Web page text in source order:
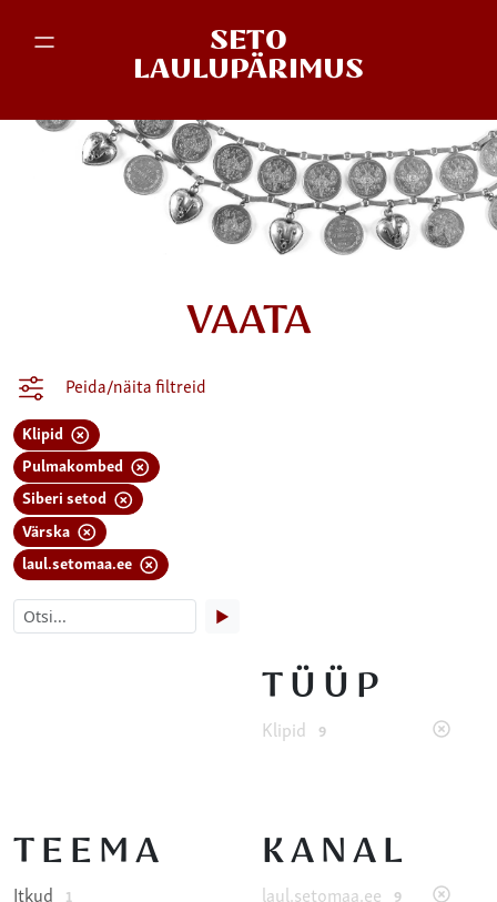
SETO
LAULUPÄRIMUS
VAATA
Peida/näita filtreid
Klipid
Pulmakombed
Siberi setod
Värska
laul.setomaa.ee
▶
TÜÜP
Klipid 9
TEEMA
Itkud 1
KANAL
laul.setomaa.ee 9